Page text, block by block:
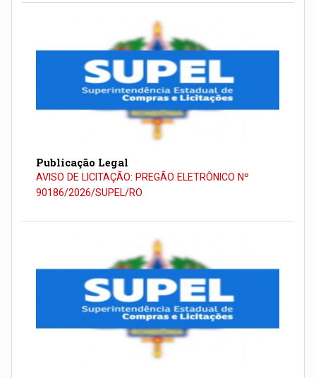
Publicação Legal
AVISO DE LICITAÇÃO: PREGÃO ELETRÔNICO Nº
90186/2026/SUPEL/RO